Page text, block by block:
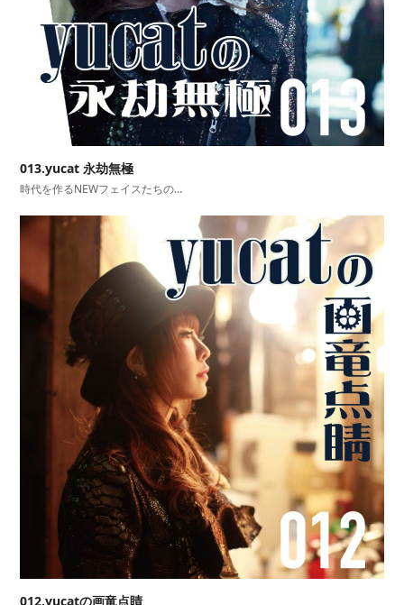
013.yucat 永劫無極
時代を作るNEWフェイスたちの…
012.yucatの画竜点睛